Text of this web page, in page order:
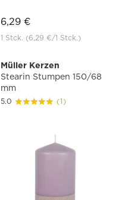
6,29 €
1 Stck. (6,29 €/1 Stck.)
Müller Kerzen
Stearin Stumpen 150/68
mm
5.0 (1)